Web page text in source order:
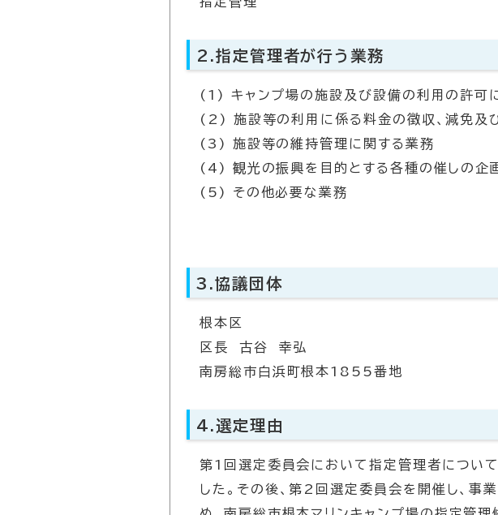
2.指定管理者が行う業務
(1) キャンプ場の施設及び設備の利用の許可
(2) 施設等の利用に係る料金の徴収、減免及
(3) 施設等の維持管理に関する業務
(4) 観光の振興を目的とする各種の催しの企
(5) その他必要な業務
3.協議団体
根本区
区長 古谷 幸弘
南房総市白浜町根本1855番地
4.選定理由
第1回選定委員会において指定管理者につい
した。その後、第2回選定委員会を開催し、